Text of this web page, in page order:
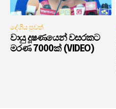
දේශීය පුවත්
වායු දූෂණයෙන් වසරකට
මරණ 7000ක් (VIDEO)